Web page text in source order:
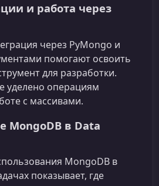
и работа через
через PyMongo и
помогают освоить
для разработки.
уделено операциям
с массивами.
MongoDB в Data
MongoDB в
показывает, где